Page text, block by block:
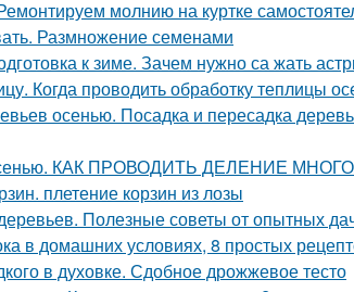
молнию на куртке
Размножение семенами
к зиме. Зачем нужно са жать
Когда проводить обработку теплицы
осенью. Посадка и пересадка
КАК ПРОВОДИТЬ ДЕЛЕНИЕ
плетение корзин из лозы
Полезные советы от опытных
в домашних условиях, 8 простых
в духовке. Сдобное дрожжевое тесто